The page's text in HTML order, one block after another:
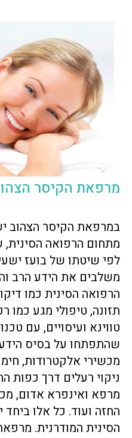
מרפאת הקיסר
במרפאת הקיסר הצהוב
מתחום הרפואה
לפי שיטתו של בועז
משלבים את הידע הרב
הרפואה הסינית כמו
תזונה, טיפולי מגע כמו
טווינא ועיסויים, עם
שהתפתחו על בסיס הידע
מכשירי אלקטרודות,
ניקוי רעלים דרך כפות
מרפא ואינפרא אדום,
החזה ועוד. כל אלו
הסינית המודרנית.